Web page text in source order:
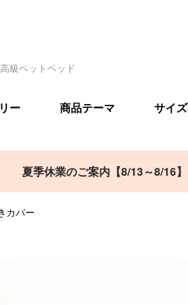
級ペットベッド
ー 商品テーマ サイズ
夏季休業のご案内【8/13～8/16】
カバー